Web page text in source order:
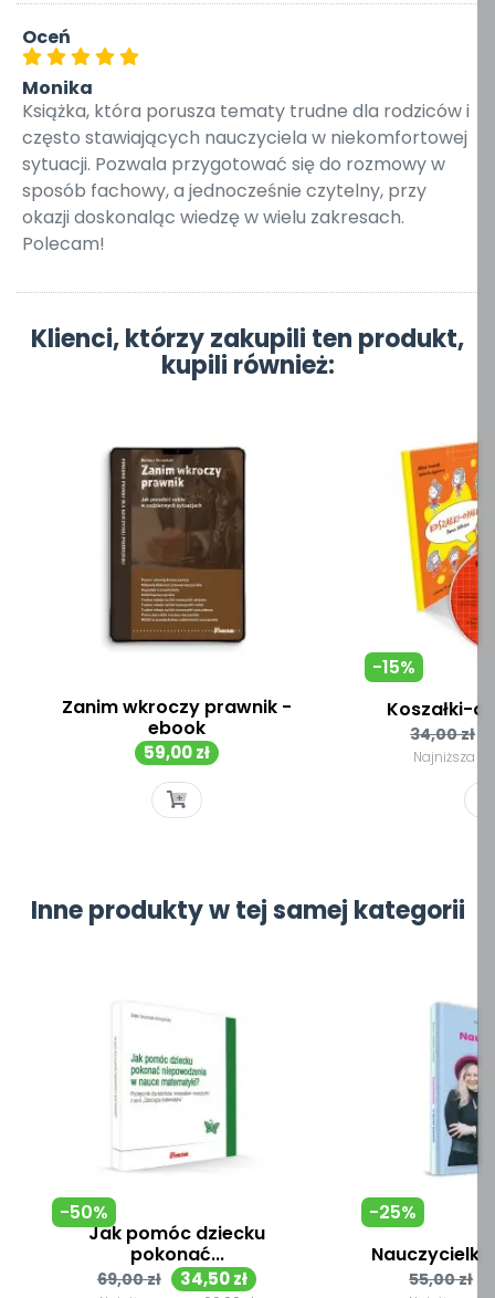
Oceń
Monika
Książka, która porusza tematy trudne dla rodziców i
często stawiających nauczyciela w niekomfortowej
sytuacji. Pozwala przygotować się do rozmowy w
sposób fachowy, a jednocześnie czytelny, przy
okazji doskonaląc wiedzę w wielu zakresach.
Polecam!
Klienci, którzy zakupili ten produkt,
kupili również:
Zanim wkroczy prawnik -
ebook
Cena
59,00 zł
Koszałki-
Cena
34,00 zł
Najniższa
-15%
Inne produkty w tej samej kategorii
Jak pomóc dziecku
pokonać...
Cena
69,00 zł Cena
34,50 zł
-50%
Cena
55,00 zł
-25%